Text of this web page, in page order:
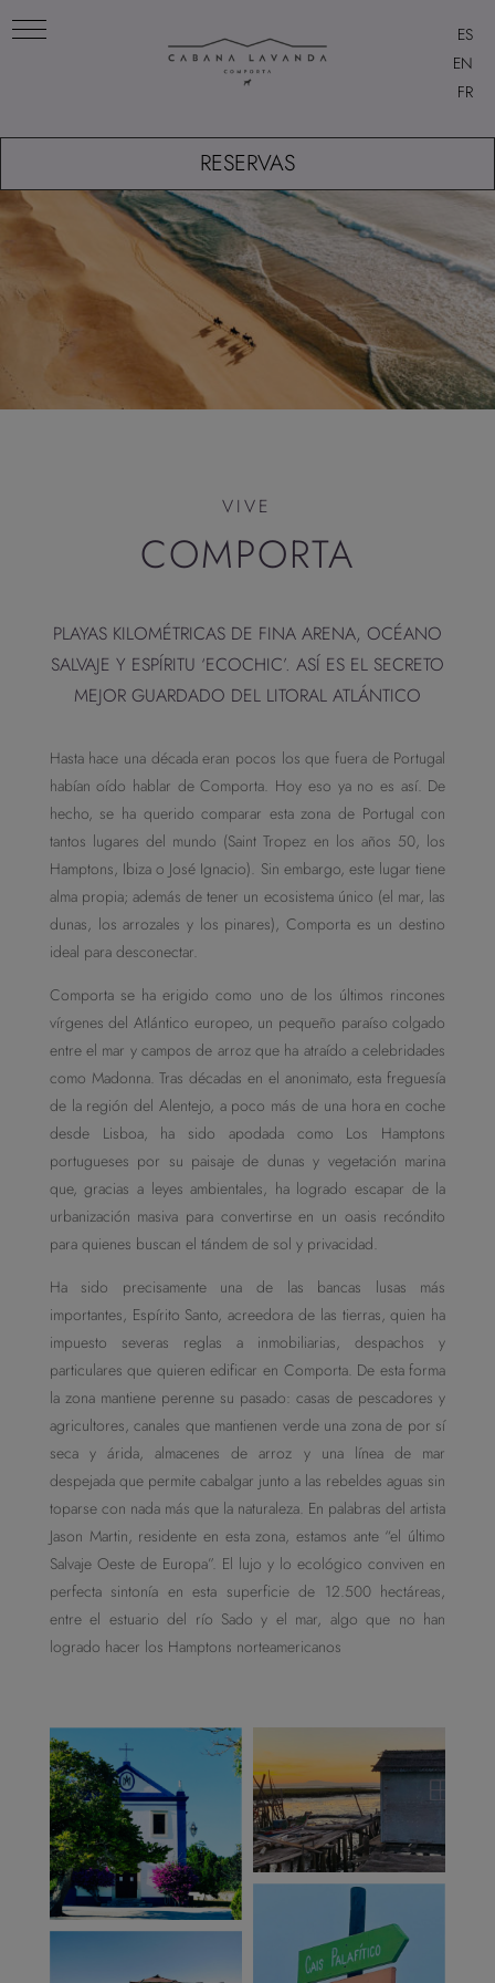
ES
EN
FR
RESERVAS
VIVE
COMPORTA
PLAYAS KILOMÉTRICAS DE FINA ARENA, OCÉANO
SALVAJE Y ESPÍRITU ‘ECOCHIC’. ASÍ ES EL SECRETO
MEJOR GUARDADO DEL LITORAL ATLÁNTICO
Hasta hace una década eran pocos los que fuera de Portugal
habían oído hablar de Comporta. Hoy eso ya no es así. De
hecho, se ha querido comparar esta zona de Portugal con
tantos lugares del mundo (Saint Tropez en los años 50, los
Hamptons, Ibiza o José Ignacio). Sin embargo, este lugar tiene
alma propia; además de tener un ecosistema único (el mar, las
dunas, los arrozales y los pinares), Comporta es un destino
ideal para desconectar.
Comporta se ha erigido como uno de los últimos rincones
vírgenes del Atlántico europeo, un pequeño paraíso colgado
entre el mar y campos de arroz que ha atraído a celebridades
como Madonna. Tras décadas en el anonimato, esta freguesía
de la región del Alentejo, a poco más de una hora en coche
desde Lisboa, ha sido apodada como Los Hamptons
portugueses por su paisaje de dunas y vegetación marina
que, gracias a leyes ambientales, ha logrado escapar de la
urbanización masiva para convertirse en un oasis recóndito
para quienes buscan el tándem de sol y privacidad.
Ha sido precisamente una de las bancas lusas más
importantes, Espírito Santo, acreedora de las tierras, quien ha
impuesto severas reglas a inmobiliarias, despachos y
particulares que quieren edificar en Comporta. De esta forma
la zona mantiene perenne su pasado: casas de pescadores y
agricultores, canales que mantienen verde una zona de por sí
seca y árida, almacenes de arroz y una línea de mar
despejada que permite cabalgar junto a las rebeldes aguas sin
toparse con nada más que la naturaleza. En palabras del artista
Jason Martin, residente en esta zona, estamos ante “el último
Salvaje Oeste de Europa”. El lujo y lo ecológico conviven en
perfecta sintonía en esta superficie de 12.500 hectáreas,
entre el estuario del río Sado y el mar, algo que no han
logrado hacer los Hamptons norteamericanos